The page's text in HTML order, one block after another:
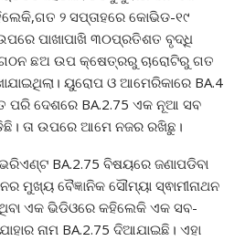
୨ ସପ୍ତାହରେ କୋଭିଡ-୧୯
ପାଖାପାଖି ୩୦ପ୍ରତିଶତ ବୃଦ୍ଧି
ଛଅ ଉପ କ୍ଷେତ୍ରରୁ ଚାରୋଟିରୁ ଗତ
ୟୁରୋପ ଓ ଆମେରିକାରେ BA.4
ପରି ଦେଶରେ BA.2.75 ଏକ ନୂଆ ସବ
ତା ଉପରେ ଆମେ ନଜର ରଖିଛୁ।
BA.2.75 ବିଷୟରେ ଜଣାପଡିବା
ମୁଖ୍ୟ ବୈଜ୍ଞାନିକ ସୌମ୍ୟା ସ୍ଵାମୀନାଥନ
ଏକ ଭିଡିଓରେ କହିଲେକି ଏକ ସବ-
ନାମ BA.2.75 ଦିଆଯାଇଛି। ଏହା